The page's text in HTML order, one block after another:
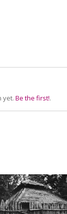
yet. Be the first!.